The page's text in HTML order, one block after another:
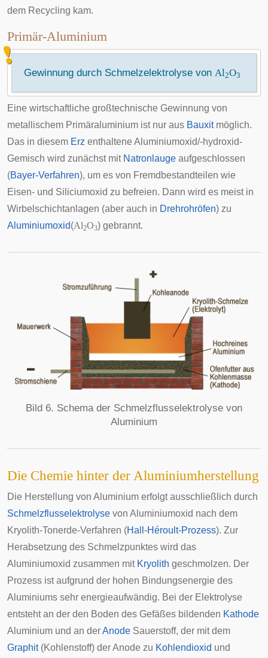
dem Recycling kam.
Primär-Aluminium
Gewinnung durch Schmelzelektrolyse von Al2O3
Eine wirtschaftliche großtechnische Gewinnung von
metallischem Primäraluminium ist nur aus Bauxitmöglich.
Das in diesem Erz enthaltene Aluminiumoxid/-hydroxid-
Gemisch wird zunächst mit Natronlauge aufgeschlossen
(Bayer-Verfahren), um es von Fremdbestandteilen wie
Eisen- und Siliciumoxid zu befreien. Dann wird es meist in
Wirbelschichtanlagen (aber auch in Drehrohröfen) zu
Aluminiumoxid(Al2O3) gebrannt.
Bild 6. Schema der Schmelzflusselektrolyse von
Aluminium
Die Chemie hinter der Aluminiumherstellung
Die Herstellung von Aluminium erfolgt ausschließlich durch
Schmelzflusselektrolyse von Aluminiumoxid nach dem
Kryolith-Tonerde-Verfahren (Hall-Héroult-Prozess). Zur
Herabsetzung des Schmelzpunktes wird das
Aluminiumoxid zusammen mit Kryolith geschmolzen. Der
Prozess ist aufgrund der hohen Bindungsenergie des
Aluminiums sehr energieaufwändig. Bei der Elektrolyse
entsteht an der den Boden des Gefäßes bildenden Kathode
Aluminium und an derAnode Sauerstoff, der mit dem
Graphit(Kohlenstoff) der Anode zu Kohlendioxid und